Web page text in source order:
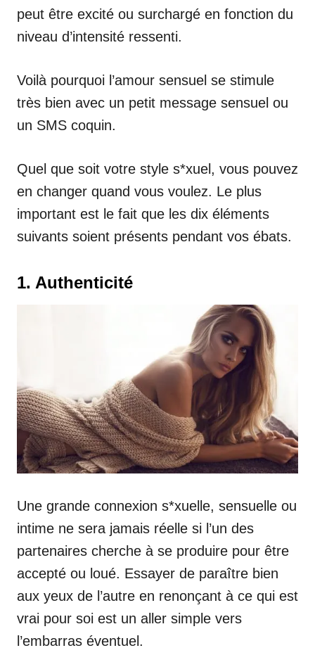
peut être excité ou surchargé en fonction du
niveau d’intensité ressenti.
Voilà pourquoi l’amour sensuel se stimule
très bien avec un petit message sensuel ou
un SMS coquin.
Quel que soit votre style s*xuel, vous pouvez
en changer quand vous voulez. Le plus
important est le fait que les dix éléments
suivants soient présents pendant vos ébats.
1. Authenticité
Une grande connexion s*xuelle, sensuelle ou
intime ne sera jamais réelle si l’un des
partenaires cherche à se produire pour être
accepté ou loué. Essayer de paraître bien
aux yeux de l’autre en renonçant à ce qui est
vrai pour soi est un aller simple vers
l’embarras éventuel.